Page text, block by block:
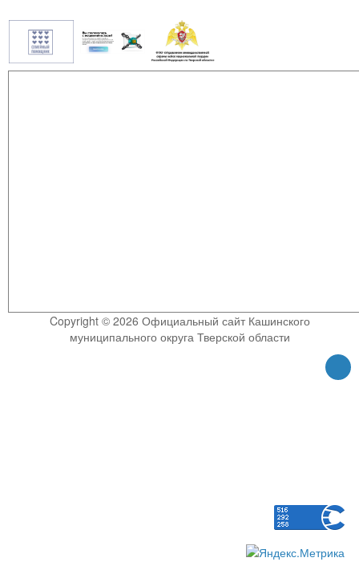
Copyright © 2026 Официальный сайт Кашинского
муниципального округа Тверской области